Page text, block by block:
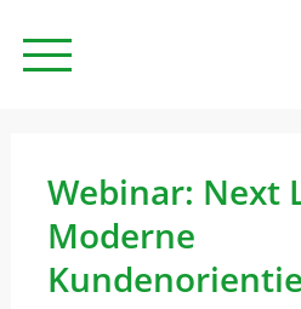
Beratung
Webinar: Next
Moderne